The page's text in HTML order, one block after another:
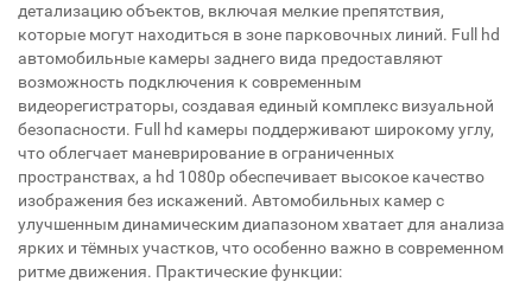
детализацию объектов, включая мелкие препятствия,
которые могут находиться в зоне парковочных линий. Full hd
автомобильные камеры заднего вида предоставляют
возможность подключения к современным
видеорегистраторы, создавая единый комплекс визуальной
безопасности. Full hd камеры поддерживают широкому углу,
что облегчает маневрирование в ограниченных
пространствах, а hd 1080p обеспечивает высокое качество
изображения без искажений. Автомобильных камер с
улучшенным динамическим диапазоном хватает для анализа
ярких и тёмных участков, что особенно важно в современном
ритме движения. Практические функции: